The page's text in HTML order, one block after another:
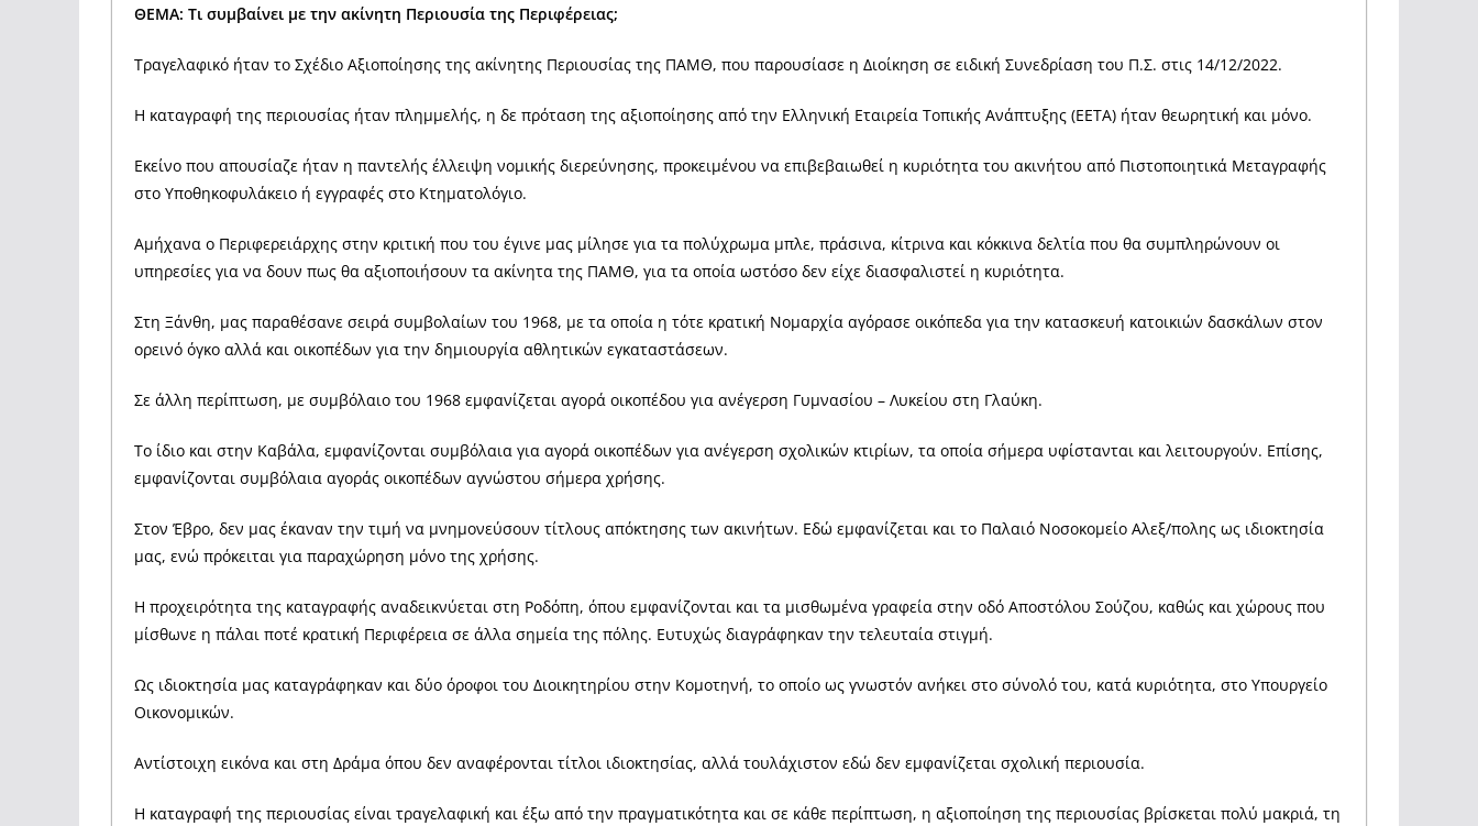
ΘΕΜΑ: Tι συμβαίνει με την ακίνητη Περιουσία της Περιφέρειας;
Τραγελαφικό ήταν το Σχέδιο Αξιοποίησης της ακίνητης Περιουσίας της ΠΑΜΘ, που παρουσίασε η Διοίκηση σε ειδική Συνεδρίαση του Π.Σ. στις 14/12/2022.
Η καταγραφή της περιουσίας ήταν πλημμελής, η δε πρόταση της αξιοποίησης από την Ελληνική Εταιρεία Τοπικής Ανάπτυξης (ΕΕΤΑ) ήταν θεωρητική και μόνο.
Εκείνο που απουσίαζε ήταν η παντελής έλλειψη νομικής διερεύνησης, προκειμένου να επιβεβαιωθεί η κυριότητα του ακινήτου από Πιστοποιητικά Μεταγραφής
στο Υποθηκοφυλάκειο ή εγγραφές στο Κτηματολόγιο.
Αμήχανα ο Περιφερειάρχης στην κριτική που του έγινε μας μίλησε για τα πολύχρωμα μπλε, πράσινα, κίτρινα και κόκκινα δελτία που θα συμπληρώνουν οι
υπηρεσίες για να δουν πως θα αξιοποιήσουν τα ακίνητα της ΠΑΜΘ, για τα οποία ωστόσο δεν είχε διασφαλιστεί η κυριότητα.
Στη Ξάνθη, μας παραθέσανε σειρά συμβολαίων του 1968, με τα οποία η τότε κρατική Νομαρχία αγόρασε οικόπεδα για την κατασκευή κατοικιών δασκάλων στον
ορεινό όγκο αλλά και οικοπέδων για την δημιουργία αθλητικών εγκαταστάσεων.
Σε άλλη περίπτωση, με συμβόλαιο του 1968 εμφανίζεται αγορά οικοπέδου για ανέγερση Γυμνασίου – Λυκείου στη Γλαύκη.
Το ίδιο και στην Καβάλα, εμφανίζονται συμβόλαια για αγορά οικοπέδων για ανέγερση σχολικών κτιρίων, τα οποία σήμερα υφίστανται και λειτουργούν. Επίσης,
εμφανίζονται συμβόλαια αγοράς οικοπέδων αγνώστου σήμερα χρήσης.
Στον Έβρο, δεν μας έκαναν την τιμή να μνημονεύσουν τίτλους απόκτησης των ακινήτων. Εδώ εμφανίζεται και το Παλαιό Νοσοκομείο Αλεξ/πολης ως ιδιοκτησία
μας, ενώ πρόκειται για παραχώρηση μόνο της χρήσης.
Η προχειρότητα της καταγραφής αναδεικνύεται στη Ροδόπη, όπου εμφανίζονται και τα μισθωμένα γραφεία στην οδό Αποστόλου Σούζου, καθώς και χώρους που
μίσθωνε η πάλαι ποτέ κρατική Περιφέρεια σε άλλα σημεία της πόλης. Ευτυχώς διαγράφηκαν την τελευταία στιγμή.
Ως ιδιοκτησία μας καταγράφηκαν και δύο όροφοι του Διοικητηρίου στην Κομοτηνή, το οποίο ως γνωστόν ανήκει στο σύνολό του, κατά κυριότητα, στο Υπουργείο
Οικονομικών.
Αντίστοιχη εικόνα και στη Δράμα όπου δεν αναφέρονται τίτλοι ιδιοκτησίας, αλλά τουλάχιστον εδώ δεν εμφανίζεται σχολική περιουσία.
Η καταγραφή της περιουσίας είναι τραγελαφική και έξω από την πραγματικότητα και σε κάθε περίπτωση, η αξιοποίηση της περιουσίας βρίσκεται πολύ μακριά, τη